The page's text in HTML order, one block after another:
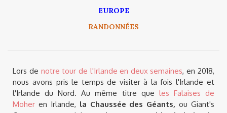
EUROPE
RANDONNÉES
Lors de notre tour de l'Irlande en deux semaines, en 2018,
nous avons pris le temps de visiter à la fois l'Irlande et
l'Irlande du Nord. Au même titre que les Falaises de
Moher en Irlande, la Chaussée des Géants, ou Giant's